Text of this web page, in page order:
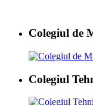
Colegiul de
Colegiul